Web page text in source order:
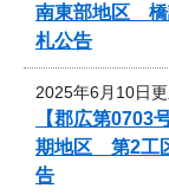
南東部地区 橋
札公告
2025年6月10日
【郡広第
期地区 第2工
告